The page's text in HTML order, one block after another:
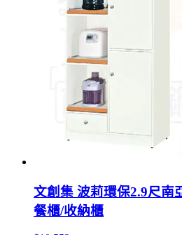
文創集 波莉環保2.9尺南
餐櫃/收納櫃